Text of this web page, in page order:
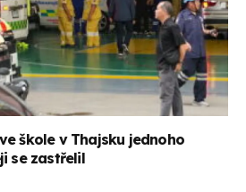
škole v Thajsku jednoho
se zastřelil